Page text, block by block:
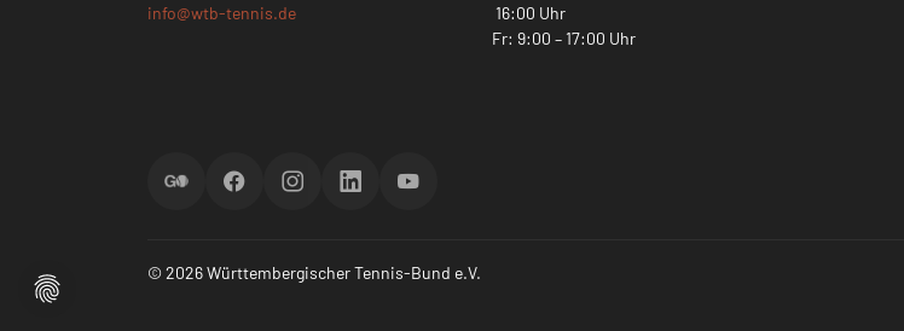
info@wtb-tennis.de
16:00 Uhr
Fr: 9:00 – 17:00 Uhr
ScoreGOFacebookInstagramLinkedInYouTube
© 2026 Württembergischer Tennis-Bund e.V.